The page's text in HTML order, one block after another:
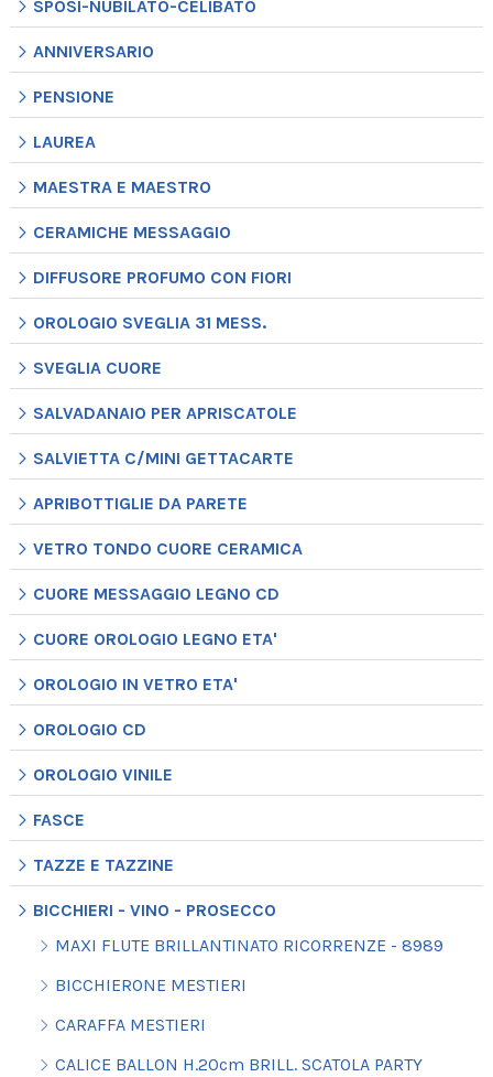
SPOSI-NUBILATO-CELIBATO
ANNIVERSARIO
PENSIONE
LAUREA
MAESTRA E MAESTRO
CERAMICHE MESSAGGIO
DIFFUSORE PROFUMO CON FIORI
OROLOGIO SVEGLIA 31 MESS.
SVEGLIA CUORE
SALVADANAIO PER APRISCATOLE
SALVIETTA C/MINI GETTACARTE
APRIBOTTIGLIE DA PARETE
VETRO TONDO CUORE CERAMICA
CUORE MESSAGGIO LEGNO CD
CUORE OROLOGIO LEGNO ETA'
OROLOGIO IN VETRO ETA'
OROLOGIO CD
OROLOGIO VINILE
FASCE
TAZZE E TAZZINE
BICCHIERI - VINO - PROSECCO
MAXI FLUTE BRILLANTINATO RICORRENZE - 8989
BICCHIERONE MESTIERI
CARAFFA MESTIERI
CALICE BALLON H.20cm BRILL. SCATOLA PARTY